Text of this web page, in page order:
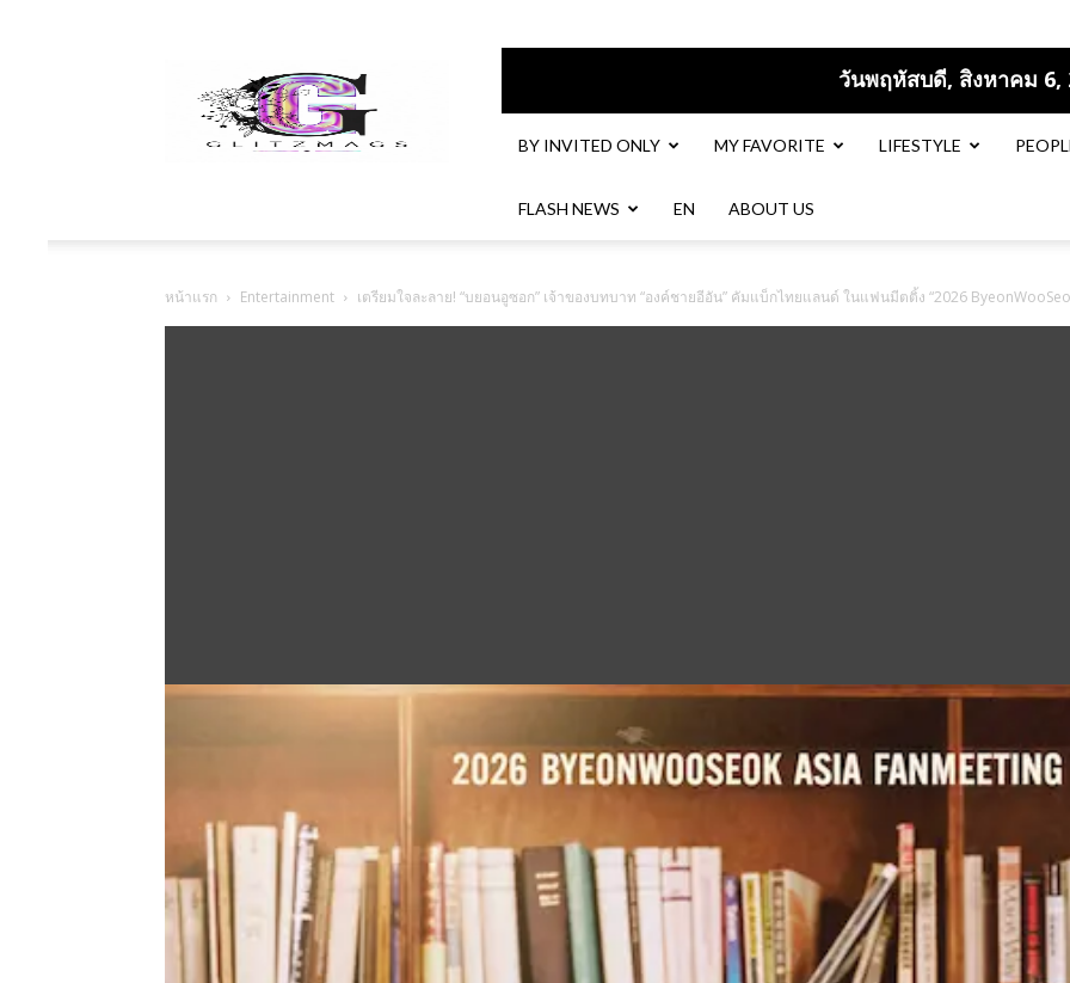
วันพฤหัสบดี, สิงหาคม 6,
BY INVITED ONLY MY FAVORITE LIFESTYLE
FLASH NEWS EN​ ABOUT US
หน้าแรก Entertainment เตรียมใจละลาย! “บยอนอูซอก” เจ้าของบทบาท “องค์ชายอีอัน” คัมแบ็กไทยแลนด์ ในแฟนมีตติ้ง “2026